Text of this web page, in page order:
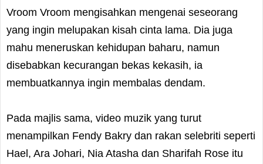
Vroom Vroom mengisahkan mengenai seseorang
yang ingin melupakan kisah cinta lama. Dia juga
mahu meneruskan kehidupan baharu, namun
disebabkan kecurangan bekas kekasih, ia
membuatkannya ingin membalas dendam.
Pada majlis sama, video muzik yang turut
menampilkan Fendy Bakry dan rakan selebriti seperti
Hael, Ara Johari, Nia Atasha dan Sharifah Rose itu